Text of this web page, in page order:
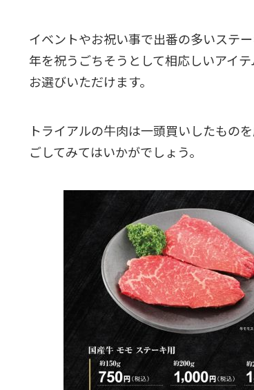
イベントやお祝い事で出番の多いステ
年を祝うごちそうとして相応しいアイ
お選びいただけます。
トライアルの牛肉は一頭買いしたもの
ごしてみてはいかがでしょう。